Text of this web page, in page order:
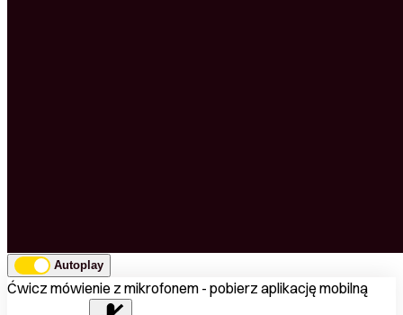
Autoplay
Ćwicz mówienie z mikrofonem - pobierz aplikację mobilną